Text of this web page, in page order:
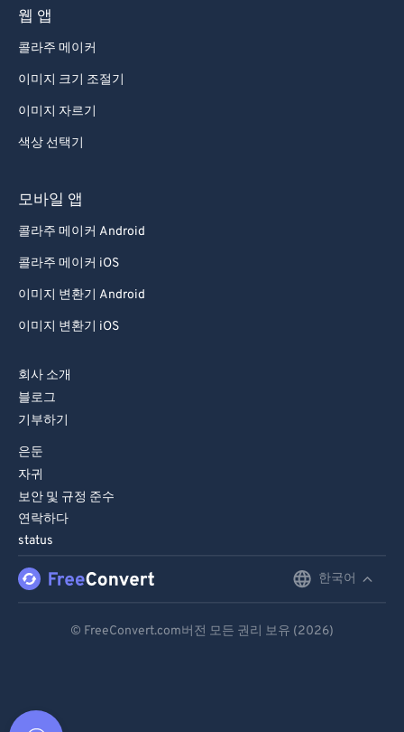
웹 앱
콜라주 메이커
이미지 크기 조절기
이미지 자르기
색상 선택기
모바일 앱
콜라주 메이커 Android
콜라주 메이커 iOS
이미지 변환기 Android
이미지 변환기 iOS
회사 소개
블로그
기부하기
은둔
자귀
보안 및 규정 준수
연락하다
status
한국어
© FreeConvert.com버전 모든 권리 보유 (2026)